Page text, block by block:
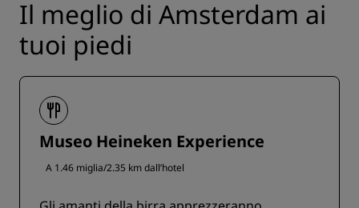
Il meglio di Amsterdam ai
tuoi piedi
Museo Heineken Experience
A 1.46 miglia/2.35 km dall’hotel